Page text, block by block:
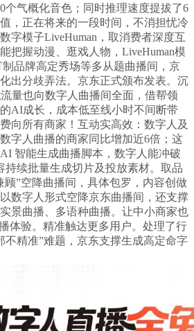
个气概化音色；同时推理速度提拔了6
，正在将来的一段时间，不消担忧冷
字模子LiveHuman，取消费者深度互
把握动漫、逛戏人物，LiveHuman模
品牌高定秀场等多从题曲播间，京
出分歧弄法。京东正式颁布发表。沉
量也向数字人曲播间全面，借帮领
AI成长，成本低至线小时不间断带
向所有商家！互动实高效：数字人及
字人曲播的商家同比增加近6倍；这
智能生成曲播脚本，数字人能冲破
持续批量生成切片及投放素材。取品
顾”空降曲播间，具体包罗，内容创做
数字人形式空降京东曲播间，还支撑
景曲播、多语种曲播。让中小商家也
体验。精准触达更多用户。处理了行
不精准”难题，京东支撑生成高定命字